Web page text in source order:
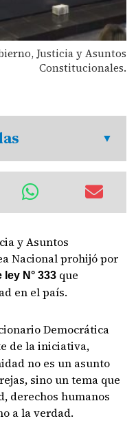
Justicia y Asuntos
Constitucionales.
y Asuntos
Nacional prohijó por
N° 333 que
en el país.
Democrática
de la iniciativa,
no es un asunto
sino un tema que
derechos humanos
a la verdad.